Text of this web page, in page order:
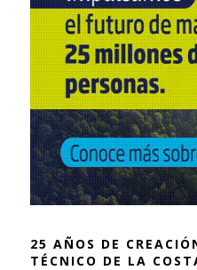
25 AÑOS DE
TÉCNICO DE LA